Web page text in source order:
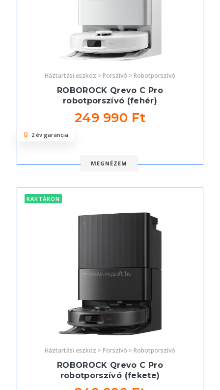
Háztartási eszköz > Porszívó > Robotporszívó
ROBOROCK Qrevo C Pro
robotporszívó (fehér)
249 990 Ft
MEGNÉZEM
2 év garancia
RAKTÁRON
Háztartási eszköz > Porszívó > Robotporszívó
ROBOROCK Qrevo C Pro
robotporszívó (fekete)